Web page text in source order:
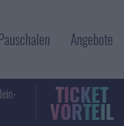
Angebote
TICKET
VORTEIL